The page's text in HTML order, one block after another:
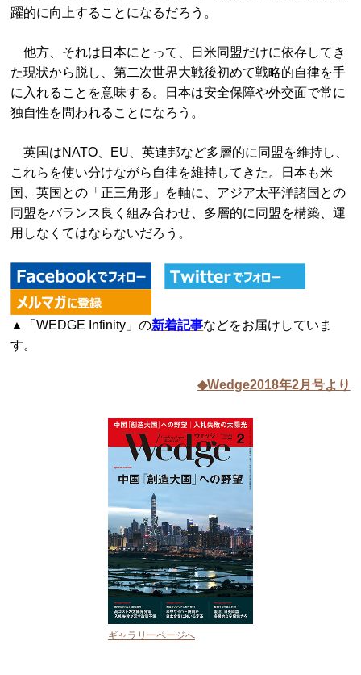
躍的に向上することになるだろう。
他方、それは日本にとって、日米同盟だけに依存してき
た現状から脱し、第二次世界大戦後初めて戦略的自律を手
に入れることを意味する。日本は安全保障や外交面で常に
独自性を問われることになろう。
英国はNATO、EU、英連邦など多層的に同盟を維持し、
これらを使い分けながら自律を維持してきた。日本も米
国、英国との「正三角形」を軸に、アジア太平洋諸国との
同盟をバランス良く組み合わせ、多層的に同盟を構築、運
用しなくてはならないだろう。
▲「WEDGE Infinity」の新着記事などをお届けしていま
す。
◆Wedge2018年2月号より
ギャラリーページへ